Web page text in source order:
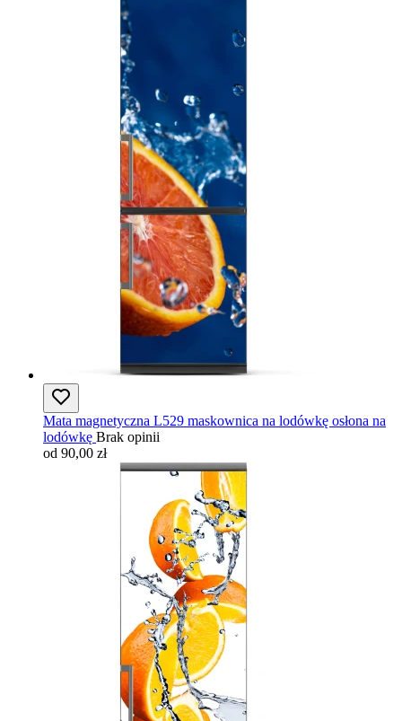
Mata magnetyczna L529 maskownica na lodówkę osłona na
lodówkę Brak opinii
od 90,00 zł